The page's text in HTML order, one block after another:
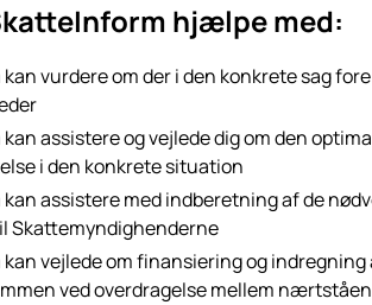
hjælpe med:
vurdere om der i den konkrete sag
assistere og vejlede dig om den
i den konkrete situation
assistere med indberetning af de
Skattemyndighenderne
vejlede om finansiering og indregning
ved overdragelse mellem